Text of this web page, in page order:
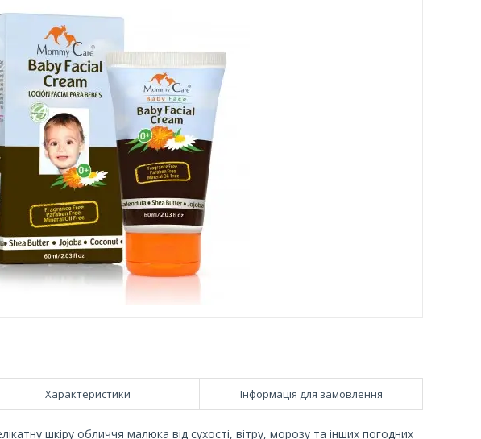
Характеристики Інформація для замовлення
шкіру обличчя малюка від сухості, вітру, морозу та інших погодних